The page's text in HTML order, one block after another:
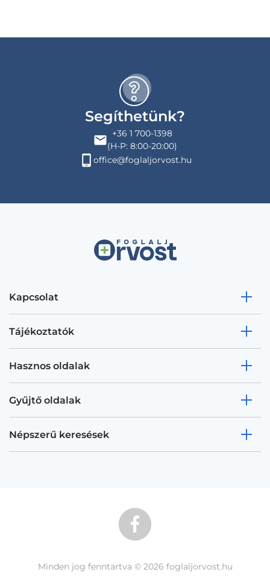
Segíthetünk?
+36 1 700-1398
(H-P: 8:00-20:00)
office@foglaljorvost.hu
Kapcsolat
Tájékoztatók
Hasznos oldalak
Gyűjtő oldalak
Népszerű keresések
Minden jog fenntartva © 2026 foglaljorvost.hu